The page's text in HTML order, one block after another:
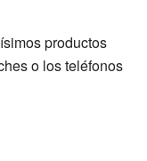
productos
o los teléfonos